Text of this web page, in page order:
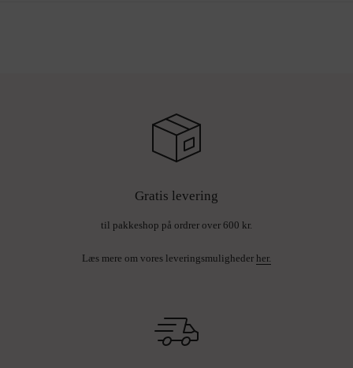
Gratis levering
til pakkeshop på ordrer over 600 kr.
Læs mere om vores leveringsmuligheder her.